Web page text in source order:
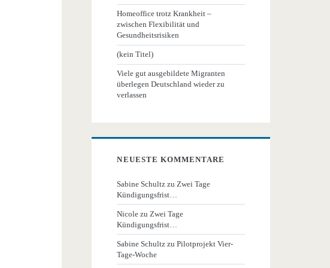
Homeoffice trotz Krankheit –
zwischen Flexibilität und
Gesundheitsrisiken
(kein Titel)
Viele gut ausgebildete Migranten
überlegen Deutschland wieder zu
verlassen
NEUESTE KOMMENTARE
Sabine Schultz zu Zwei Tage
Kündigungsfrist…
Nicole zu Zwei Tage
Kündigungsfrist…
Sabine Schultz zuPilotprojekt Vier-
Tage-Woche